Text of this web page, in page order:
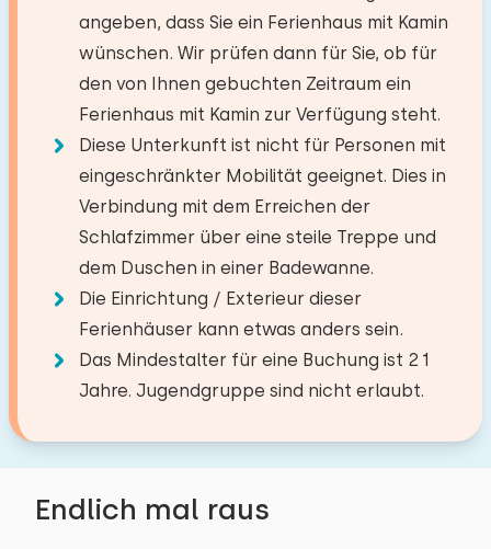
Endlich mal raus
Anzahl der Erwachsene − +
Anzahl der Kinder − +
Anzahl der Babys − +
Anzahl der Haustiere Nicht erlaubt
Löschen Verwenden
angeben, dass Sie ein Ferienhaus mit Kamin
wünschen. Wir prüfen dann für Sie, ob für
den von Ihnen gebuchten Zeitraum ein
Ferienhaus mit Kamin zur Verfügung steht.
Diese Unterkunft ist nicht für Personen mit
eingeschränkter Mobilität geeignet. Dies in
Verbindung mit dem Erreichen der
Schlafzimmer über eine steile Treppe und
dem Duschen in einer Badewanne.
Die Einrichtung / Exterieur dieser
Ferienhäuser kann etwas anders sein.
Das Mindestalter für eine Buchung ist 21
Jahre. Jugendgruppe sind nicht erlaubt.
TV
Niederländische Fernsehsender
Feuerplatz
Küche
Backofen
Kombi Backofen/Mikrowelle
Geschirrspüler
Kühlschrank
Filter Kaffeemaschine
für einen herrlichen Tag an der frischen Luft.
Abstände
Strand (am Meer)
46,2 km
See
1,0 km
Supermarkt
3,0 km
Restaurant
Dorf/Stadtzentrum
3,0 km
Wald
Freizeitsee
Angelgewässer
3,8 km
Golfplatz
1,4 km
Nationalpark
35,4 km
Bushaltestelle
1,0 km
Meer